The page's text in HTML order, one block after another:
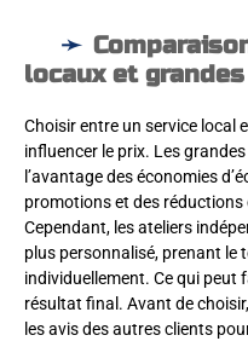
locaux et
Choisir entre un service local
influencer le prix. Les
l’avantage des économies
promotions et des réductions
Cependant, les ateliers
plus personnalisé, prenant le
individuellement. Ce qui peut
résultat final. Avant de
les avis des autres clients